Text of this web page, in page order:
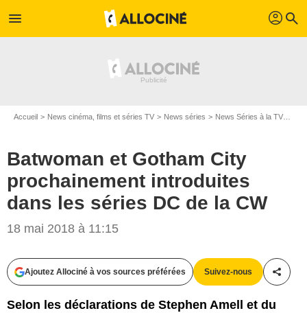
menu profil search
Accueil News cinéma, films et séries TV News séries News Séries à la TV
Batwoman et Gotham City
prochainement introduites
dans les séries DC de la CW
18 mai 2018 à 11:15
Ajoutez Allociné à vos sources préférées Suivez-nous
Selon les déclarations de Stephen Amell et du
DC Comics